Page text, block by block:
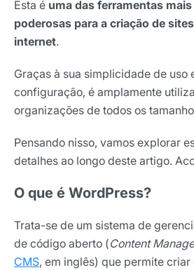
Esta é uma das ferramentas
poderosas para a criação de
internet.
Graças à sua simplicidade de
configuração, é amplamente
organizações de todos os
Pensando nisso, vamos explorar
detalhes ao longo deste artigo.
O que é WordPress?
Trata-se de um sistema de
de código aberto (Content
CMS, em inglês) que permite